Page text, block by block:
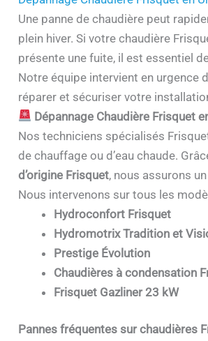
Une panne de chaudière peut
plein hiver. Si votre chaudière
présente une fuite, il est essentiel
Notre équipe intervient en urgence
réparer et sécuriser votre
Dépannage Chaudière Frisquet
Nos techniciens spécialisés
de chauffage ou d’eau chaude.
d’origine Frisquet, nous assurons
Nous intervenons sur tous les
Hydroconfort Frisquet
Hydromotrix Tradition et
Prestige Évolution
Chaudières à condensation
Frisquet Gazliner 23 kW
Pannes fréquentes sur chaudières